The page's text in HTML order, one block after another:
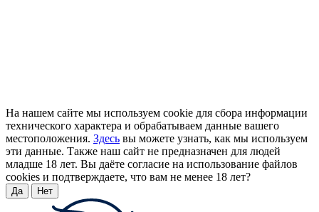
На нашем сайте мы используем cookie для сбора информации
технического характера и обрабатываем данные вашего
местоположения. Здесь вы можете узнать, как мы используем
эти данные. Также наш сайт не предназначен для людей
младше 18 лет. Вы даёте согласие на использование файлов
cookies и подтверждаете, что вам не менее 18 лет?
Да Нет